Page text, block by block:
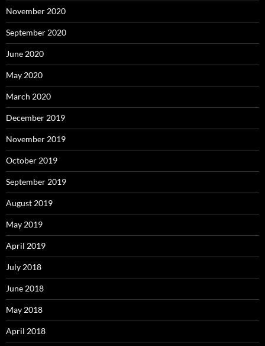
November 2020
September 2020
June 2020
May 2020
March 2020
December 2019
November 2019
October 2019
September 2019
August 2019
May 2019
April 2019
July 2018
June 2018
May 2018
April 2018